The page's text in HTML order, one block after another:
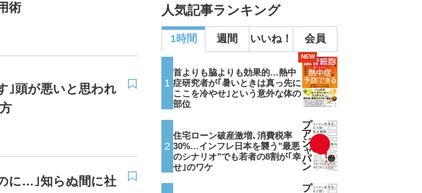
術
｣頭が悪いと思われ
に…｣知らぬ間に社
人気記事ランキング
1時間 週間 いいね！ 会員
1
首よりも脇よりも効果的…熱中
症研究者が｢暑いときは真っ先に
ここを冷やせ｣という意外な体の
部位
NEW
2
住宅ローン破産激増､消費税率
30%…インフレ日本を襲う"最悪
のシナリオ"でも若者の8割が｢幸
せ｣のワケ